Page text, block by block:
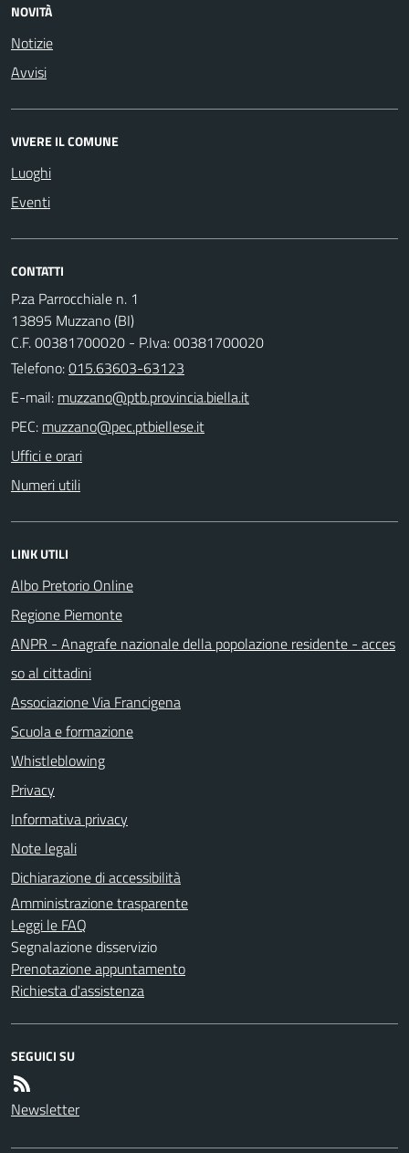
NOVITÀ
Notizie
Avvisi
VIVERE IL COMUNE
Luoghi
Eventi
CONTATTI
P.za Parrocchiale n. 1
13895 Muzzano (BI)
C.F. 00381700020 - P.Iva: 00381700020
Telefono:015.63603-63123
E-mail:
PEC:
Uffici e orari
Numeri utili
LINK UTILI
Albo Pretorio Online
Regione Piemonte
ANPR - Anagrafe nazionale della popolazione residente - acces
so al cittadini
Associazione Via Francigena
Scuola e formazione
Whistleblowing
Privacy
Informativa privacy
Note legali
Dichiarazione di accessibilità
Amministrazione trasparente
Leggi le FAQ
Segnalazione disservizio
Prenotazione appuntamento
Richiesta d'assistenza
SEGUICI SU
Newsletter